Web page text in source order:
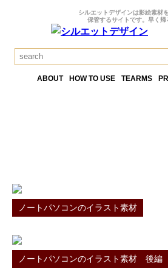
シルエットデザインは影絵素材
保管するサイトです。早く帰
ABOUT HOW TO USE TEARMS
ノートパソコンのイラスト素材
ノートパソコンのイラスト素材 後編